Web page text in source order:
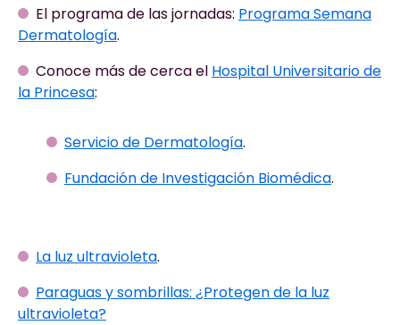
El programa de las jornadas: Programa Semana
Dermatología.
Conoce más de cerca el Hospital Universitario de
la Princesa:
Servicio de Dermatología.
Fundación de Investigación Biomédica.
La luz ultravioleta.
Paraguas y sombrillas: ¿Protegen de la luz
ultravioleta?